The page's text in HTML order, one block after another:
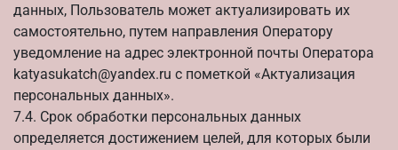
данных, Пользователь может актуализировать их
самостоятельно, путем направления Оператору
уведомление на адрес электронной почты Оператора
katyasukatch@yandex.ru с пометкой «Актуализация
персональных данных».
7.4. Срок обработки персональных данных
определяется достижением целей, для которых были